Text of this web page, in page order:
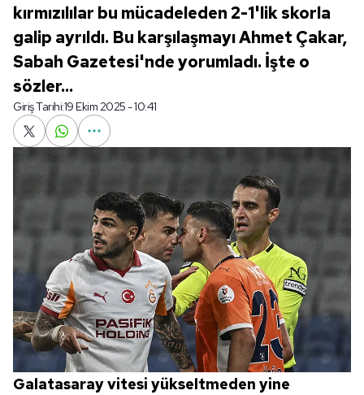
kırmızılılar bu mücadeleden 2-1'lik skorla
galip ayrıldı. Bu karşılaşmayı Ahmet Çakar,
Sabah Gazetesi'nde yorumladı. İşte o
sözler...
Giriş Tarihi:19 Ekim 2025 - 10:41
Galatasaray vitesi yükseltmeden yine